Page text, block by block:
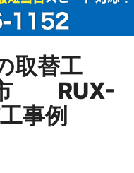
取替工
市 RUX-
事例